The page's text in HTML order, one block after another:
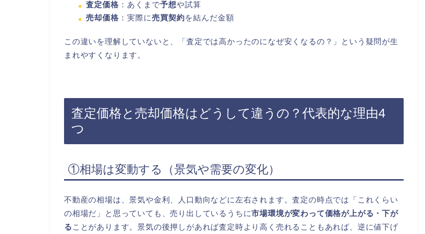
査定価格 ：あくまで予想や試算
売却価格 ：実際に売買契約を結んだ金額
この違いを理解していないと、「査定では高かったのになぜ安くなるの？」という疑問が生
まれやすくなります。
査定価格と売却価格はどうして違うの？代表的な理由4
つ
①相場は変動する（景気や需要の変化）
不動産の相場は、景気や金利、人口動向などに左右されます。査定の時点では「これくらい
の相場だ」と思っていても、売り出しているうちに市場環境が変わって価格が上がる・下が
る ことがあります。景気の後押しがあれば査定時より高く売れることもあれば、逆に値下げ